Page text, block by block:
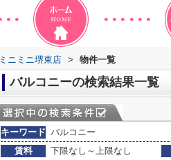
ミニミニ堺東店 > 物件一覧
バルコニーの検索結果一覧
キーワード バルコニー
賃料
下限なし～上限なし